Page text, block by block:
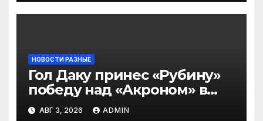
НОВОСТИ РАЗНЫЕ
Гол Даку принес «Рубину»
победу над «Акроном» в
матче РПЛ
АВГ 3, 2026 ADMIN